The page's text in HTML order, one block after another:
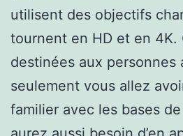
utilisent des objectifs
tournent en HD et en 4K.
destinées aux personnes
seulement vous allez
familier avec les bases